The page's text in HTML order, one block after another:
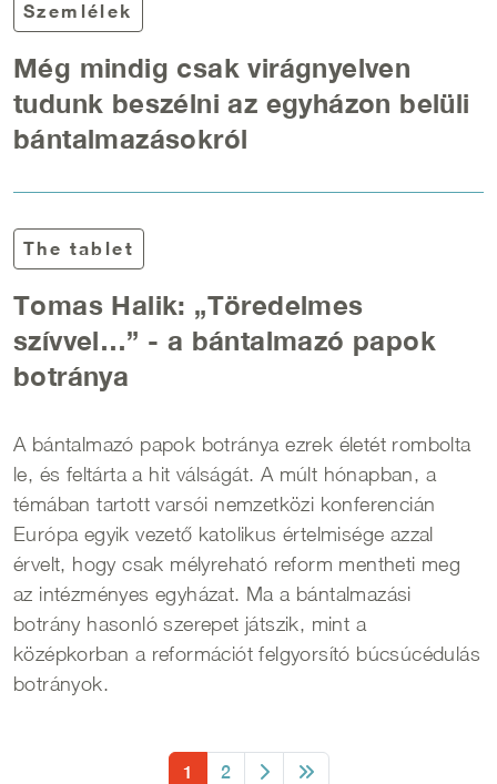
Szemlélek
Még mindig csak virágnyelven
tudunk beszélni az egyházon belüli
bántalmazásokról
The tablet
Tomas Halik: „Töredelmes
szívvel…” - a bántalmazó papok
botránya
A bántalmazó papok botránya ezrek életét rombolta
le, és feltárta a hit válságát. A múlt hónapban, a
témában tartott varsói nemzetközi konferencián
Európa egyik vezető katolikus értelmisége azzal
érvelt, hogy csak mélyreható reform mentheti meg
az intézményes egyházat. Ma a bántalmazási
botrány hasonló szerepet játszik, mint a
középkorban a reformációt felgyorsító búcsúcédulás
botrányok.
Oldalszámozás Oldal
1 Oldal
2